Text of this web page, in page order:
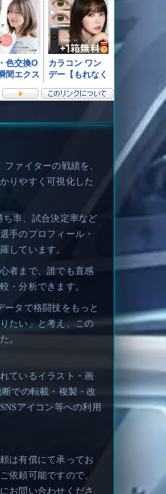
ァイターの戦績を、
りやすく可視化した
ち率、試合決定率など
手のプロフィール・
しています。
者まで、誰でも直感
・分析できます。
タで格闘技をもっと
たい」と考え、この
。
ているイラスト・画
での転載・複製・改
アイコン等への利用
は有償にて承ってお
依頼可能ですので、
お問い合わせくださ